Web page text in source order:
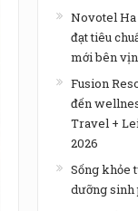
Novotel Ha
đạt tiêu
mới bên
Fusion
đến
Travel +
2026
Sống khỏe
dưỡng sinh